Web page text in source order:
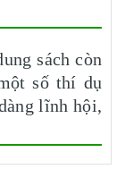
sách còn
số thí dụ
lĩnh hội,